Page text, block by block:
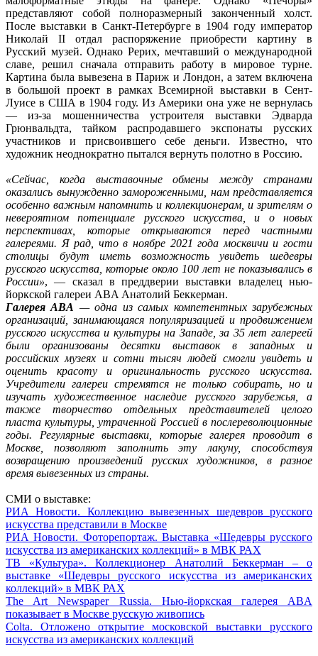
представляют собой полноразмерный законченный холст.
После выставки в Санкт-Петербурге в 1904 году император
Николай II отдал распоряжение приобрести картину в
Русский музей. Однако Рерих, мечтавший о международной
славе, решил сначала отправить работу в мировое турне.
Картина была вывезена в Париж и Лондон, а затем включена
в большой проект в рамках Всемирной выставки в Сент-
Луисе в США в 1904 году. Из Америки она уже не вернулась
— из-за мошенничества устроителя выставки Эдварда
Грюнвальдта, тайком распродавшего экспонаты русских
участников и присвоившего себе деньги. Известно, что
художник неоднократно пытался вернуть полотно в Россию.
«Сейчас, когда выставочные обмены между странами
оказались вынужденно замороженными, нам представляется
особенно важным напомнить и коллекционерам, и зрителям о
невероятном потенциале русского искусства, и о новых
перспективах, которые открываются перед частными
галереями. Я рад, что в ноябре 2021 года москвичи и гости
столицы будут иметь возможность увидеть шедевры
русского искусства, которые около 100 лет не показывались в
России», — сказал в преддверии выставки владелец нью-
йоркской галереи ABA Анатолий Беккерман.
Галерея ABA — одна из самых компетентных зарубежных
организаций, занимающаяся популяризацией и продвижением
русского искусства и культуры на Западе, за 35 лет галереей
были организованы десятки выставок в западных и
российских музеях и сотни тысяч людей смогли увидеть и
оценить красоту и оригинальность русского искусства.
Учредители галереи стремятся не только собирать, но и
изучать художественное наследие русского зарубежья, а
также творчество отдельных представителей целого
пласта культуры, утраченной Россией в послереволюционные
годы. Регулярные выставки, которые галерея проводит в
Москве, позволяют заполнить эту лакуну, способствуя
возвращению произведений русских художников, в разное
время вывезенных из страны.
СМИ о выставке:
РИА Новости. Коллекцию вывезенных шедевров русского
искусства представили в Москве
РИА Новости. Фоторепортаж. Выставка «Шедевры русского
искусства из американских коллекций» в МВК РАХ
ТВ «Культура». Коллекционер Анатолий Беккерман – о
выставке «Шедевры русского искусства из американских
коллекций» в МВК РАХ
The Art Newspaper Russia. Нью-йоркская галерея ABA
показывает в Москве русскую живопись
Colta. Отложено открытие московской выставки русского
искусства из американских коллекций